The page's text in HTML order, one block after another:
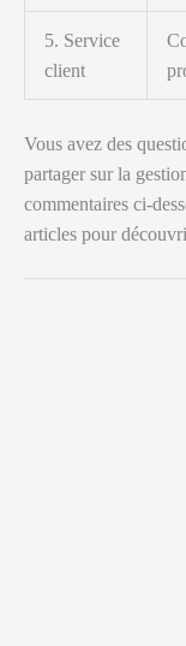
5. Service
client
Vous avez des
partager sur la
commentaires ci-
articles pour